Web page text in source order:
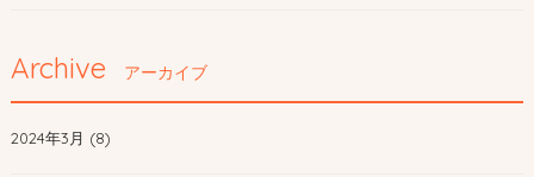
Archive アーカイブ
2024年3月 (8)